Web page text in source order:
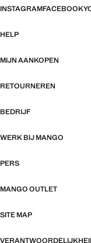
INSTAGRAMFACEBOOK
HELP
MIJN AANKOPEN
RETOURNEREN
BEDRIJF
WERK BIJ MANGO
PERS
MANGO OUTLET
SITE MAP